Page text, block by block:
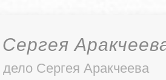
Сергея Аракчеева